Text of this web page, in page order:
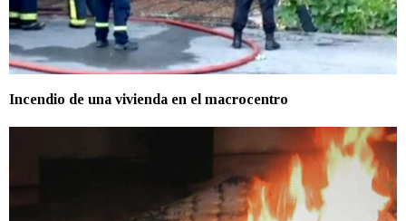
Incendio de una vivienda en el macrocentro